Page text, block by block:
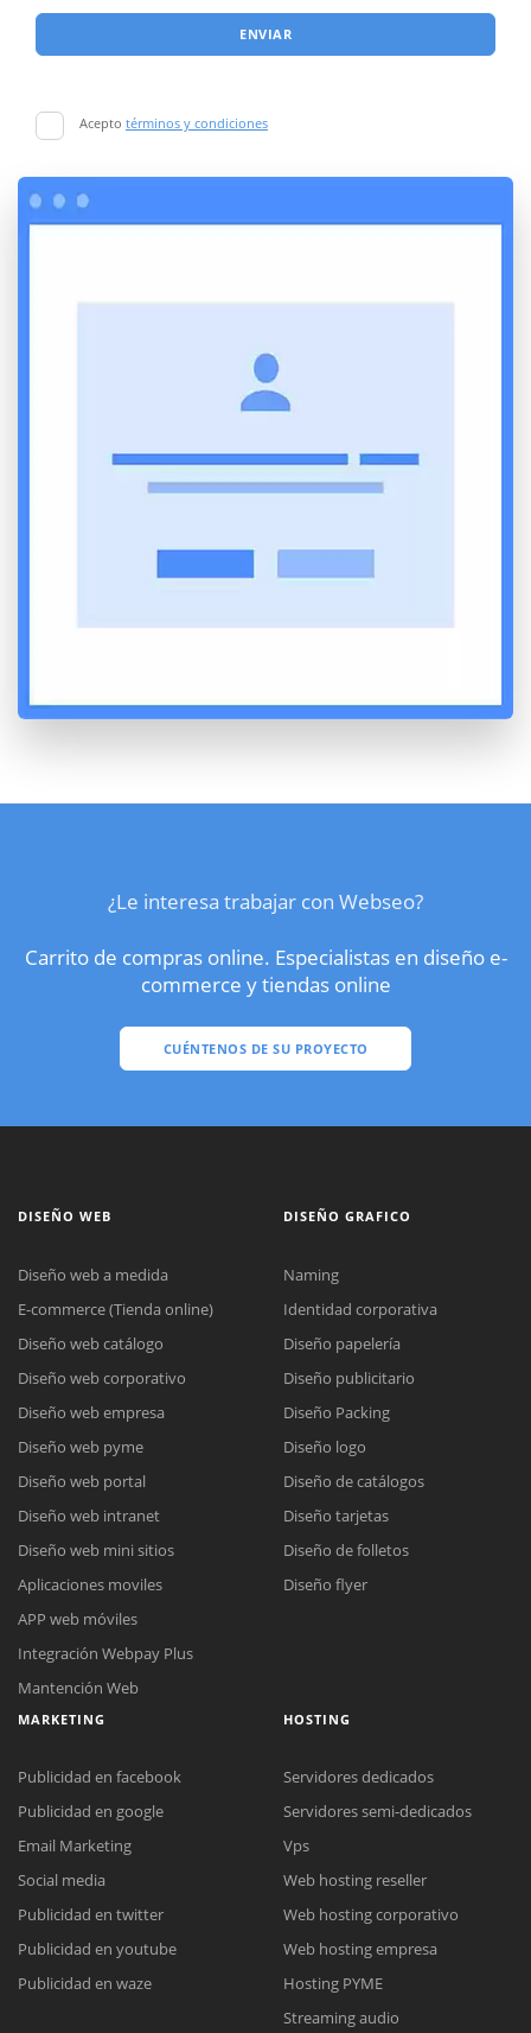
ENVIAR
Acepto términos y condiciones
¿Le interesa trabajar con Webseo?
Carrito de compras online. Especialistas en diseño e-
commerce y tiendas online
CUÉNTENOS DE SU PROYECTO
Reunión online
Meet para la reunión online.
Cotización
Chat Online
Todos nuestros ejecutivos están fuera de línea. Complete el formulario
DISEÑO WEB
Diseño web a medida
E-commerce (Tienda online)
Diseño web catálogo
Diseño web corporativo
Diseño web empresa
Diseño web pyme
Diseño web portal
Diseño web intranet
Diseño web mini sitios
Aplicaciones moviles
APP web móviles
Integración Webpay Plus
Mantención Web
DISEÑO GRAFICO
Naming
Identidad corporativa
Diseño papelería
Diseño publicitario
Diseño Packing
Diseño logo
Diseño de catálogos
Diseño tarjetas
Diseño de folletos
Diseño flyer
MARKETING
Publicidad en facebook
Publicidad en google
Email Marketing
Social media
Publicidad en twitter
Publicidad en youtube
Publicidad en waze
HOSTING
Servidores dedicados
Servidores semi-dedicados
Vps
Web hosting reseller
Web hosting corporativo
Web hosting empresa
Hosting PYME
Streaming audio